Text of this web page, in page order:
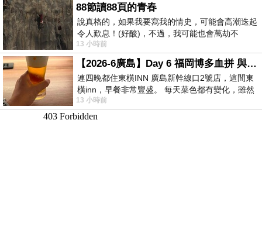
88節讀88頁的青春
說真格的，如果我要寫我的情史，可能會高潮迭起
令人歎息！(好酸)，不過，我可能也會萬劫不
復...，每天跪鍵盤還是被判了花心的罪
13 小時前
【2026-6廣島】Day 6 福岡博多血拼 與機場接送少年司機深夜對談
連四晚都住東橫INN 廣島新幹線口2號店，這間東
橫inn，早餐非常豐盛。 每天菜色都有變化，雖然
看到工作人員拿出料理包加熱，但
13 小時前